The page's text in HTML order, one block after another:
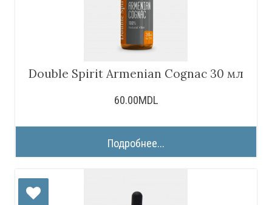
Double Spirit Armenian Cognac 30 мл
60.00MDL
Подробнее...